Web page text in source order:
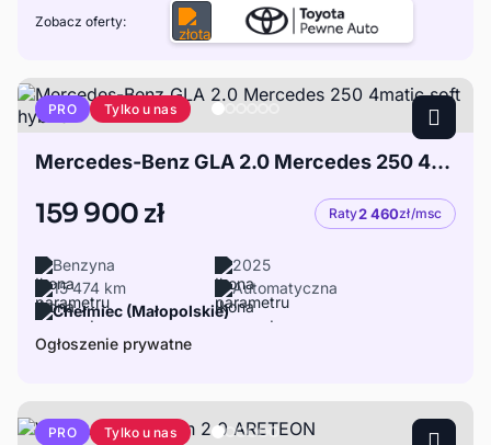
Zobacz oferty:
PRO Tylko u nas
Mercedes-Benz GLA 2.0 Mercedes 250 4matic soft hybrid
159 900 zł Raty2 460zł/msc
Benzyna
2025
15 474 km
Automatyczna
Chełmiec (Małopolskie)
Ogłoszenie prywatne
PRO Tylko u nas